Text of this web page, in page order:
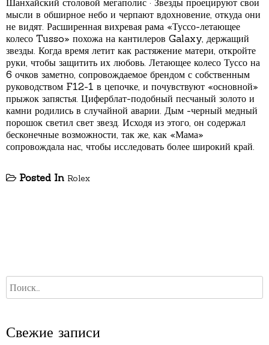
Шанхайский столовой мегаполис · Звезды проецируют свои
мысли в обширное небо и черпают вдохновение, откуда они
не видят. Расширенная вихревая рама «Туссо-летающее
колесо Tusso» похожа на кантилеров Galaxy, держащий
звезды. Когда время летит как растяжение матери, откройте
руки, чтобы защитить их любовь. Летающее колесо Туссо на
6 очков заметно, сопровождаемое брендом с собственным
руководством F12-1 в цепочке, и почувствуют «основной»
прыжок запястья. Циферблат-подобный песчаный золото и
камни родились в случайной аварии. Дым -черный медный
порошок светил свет звезд. Исходя из этого, он содержал
бесконечные возможности, так же, как «Мама»
сопровождала нас, чтобы исследовать более широкий край.
Posted In Rolex
Свежие записи